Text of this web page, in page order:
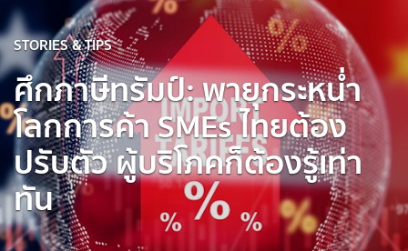
STORIES & TIPS
ศึกภาษีทรัมป์: พายุกระหน่ำ
โลกการค้า SMEs ไทยต้อง
ปรับตัว ผู้บริโภคก็ต้องรู้เท่า
ทัน